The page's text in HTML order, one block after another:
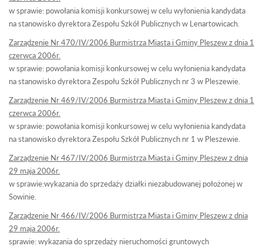
w sprawie: powołania komisji konkursowej w celu wyłonienia kandydata
na stanowisko dyrektora Zespołu Szkół Publicznych w Lenartowicach.
Zarządzenie Nr 470/IV/2006 Burmistrza Miasta i Gminy Pleszew z dnia 1
czerwca 2006r.
w sprawie: powołania komisji konkursowej w celu wyłonienia kandydata
na stanowisko dyrektora Zespołu Szkół Publicznych nr 3 w Pleszewie.
Zarządzenie Nr 469/IV/2006 Burmistrza Miasta i Gminy Pleszew z dnia 1
czerwca 2006r.
w sprawie: powołania komisji konkursowej w celu wyłonienia kandydata
na stanowisko dyrektora Zespołu Szkół Publicznych nr 1 w Pleszewie.
Zarządzenie Nr 467/IV/2006 Burmistrza Miasta i Gminy Pleszew z dnia
29 maja 2006r.
w sprawie:wykazania do sprzedaży działki niezabudowanej położonej w
Sowinie.
Zarządzenie Nr 466/IV/2006 Burmistrza Miasta i Gminy Pleszew z dnia
29 maja 2006r.
sprawie: wykazania do sprzedaży nieruchomości gruntowych